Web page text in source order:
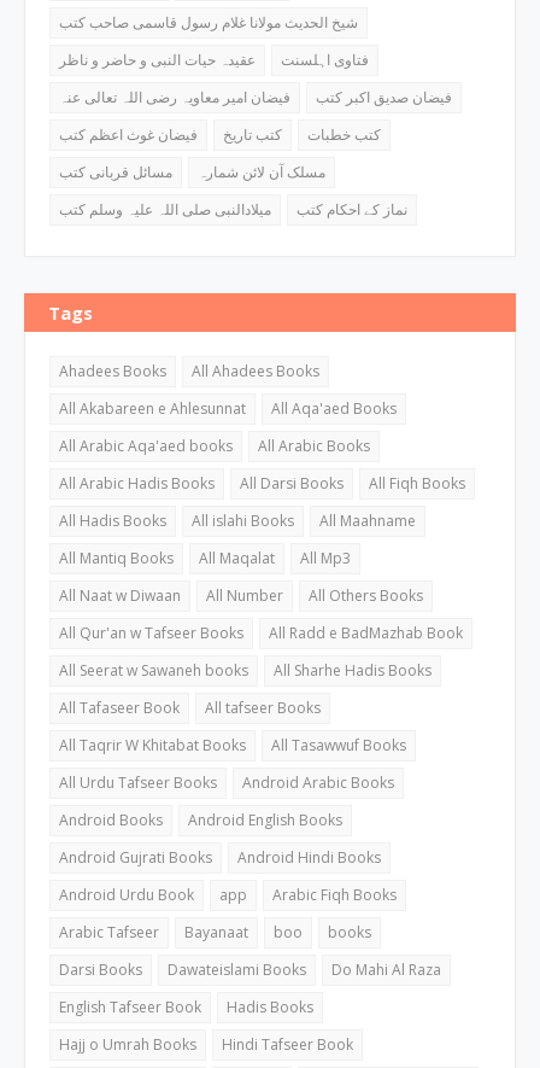
شیخ الحدیث مولانا غلام رسول قاسمی صاحب کتب
عقیدہ حیات النبی و حاضر و ناظر
فتاوی اہلسنت
فیضان امیر معاویہ رضی اللہ تعالی عنہ
فیضان صدیق اکبر کتب
فیضان غوث اعظم کتب
کتب تاریخ
کتب خطبات
مسائل قربانی کتب
مسلک آن لائن شمارہ
میلادالنبی صلی اللہ علیہ وسلم کتب
نماز کے احکام کتب
Tags
Ahadees Books
All Ahadees Books
All Akabareen e Ahlesunnat
All Aqa'aed Books
All Arabic Aqa'aed books
All Arabic Books
All Arabic Hadis Books
All Darsi Books
All Fiqh Books
All Hadis Books
All islahi Books
All Maahname
All Mantiq Books
All Maqalat
All Mp3
All Naat w Diwaan
All Number
All Others Books
All Qur'an w Tafseer Books
All Radd e BadMazhab Book
All Seerat w Sawaneh books
All Sharhe Hadis Books
All Tafaseer Book
All tafseer Books
All Taqrir W Khitabat Books
All Tasawwuf Books
All Urdu Tafseer Books
Android Arabic Books
Android Books
Android English Books
Android Gujrati Books
Android Hindi Books
Android Urdu Book
app
Arabic Fiqh Books
Arabic Tafseer
Bayanaat boo
books
Darsi Books
Dawateislami Books
Do Mahi Al Raza
English Tafseer Book
Hadis Books
Hajj o Umrah Books
Hindi Tafseer Book